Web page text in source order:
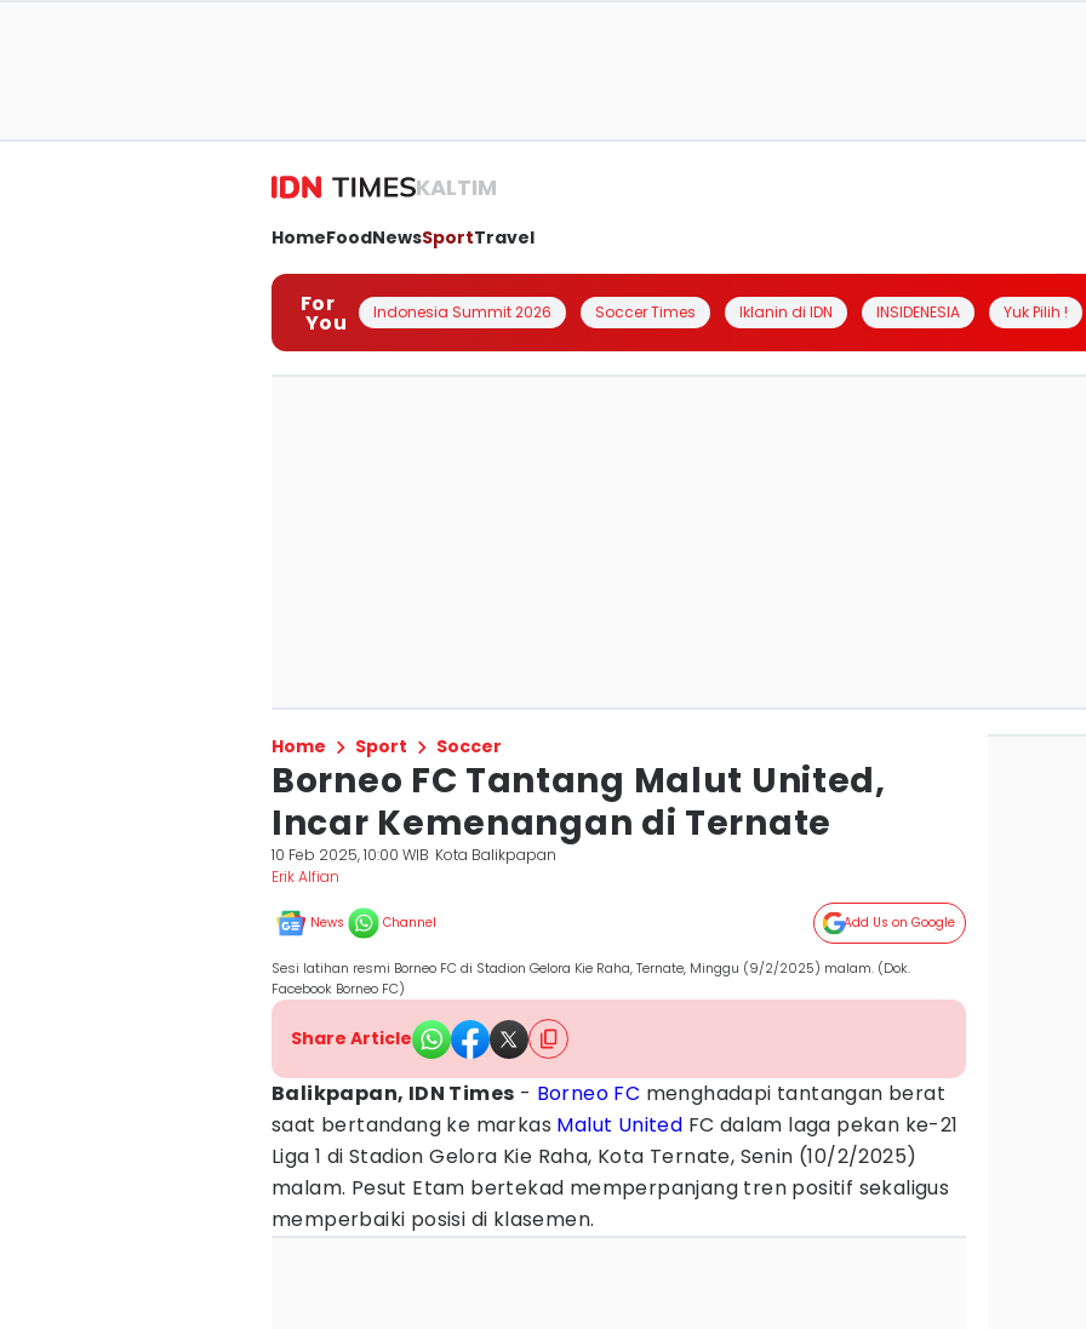
KALTIM
HomeFoodNewsSportTravel
For
You Indonesia Summit 2026 Soccer Times Iklanin di IDN INSIDENESIA Yuk Pilih !
Home Sport Soccer
Borneo FC Tantang Malut United,
Incar Kemenangan di Ternate
10 Feb 2025, 10:00 WIB Kota Balikpapan
Erik Alfian
News Channel Add Us on Google
Sesi latihan resmi Borneo FC di Stadion Gelora Kie Raha, Ternate, Minggu (9/2/2025) malam. (Dok.
Facebook Borneo FC)
Share Article
Balikpapan, IDN Times - Borneo FC menghadapi tantangan berat
saat bertandang ke markas Malut United FC dalam laga pekan ke-21
Liga 1 di Stadion Gelora Kie Raha, Kota Ternate, Senin (10/2/2025)
malam. Pesut Etam bertekad memperpanjang tren positif sekaligus
memperbaiki posisi di klasemen.